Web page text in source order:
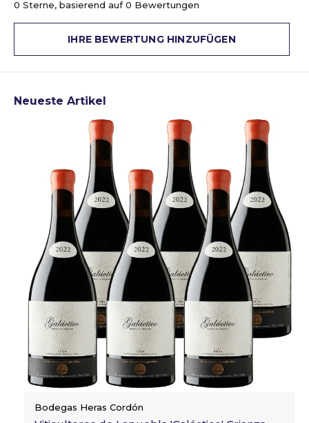
0 Sterne, basierend auf 0 Bewertungen
IHRE BEWERTUNG HINZUFÜGEN
Neueste Artikel
Bodegas Heras Cordón